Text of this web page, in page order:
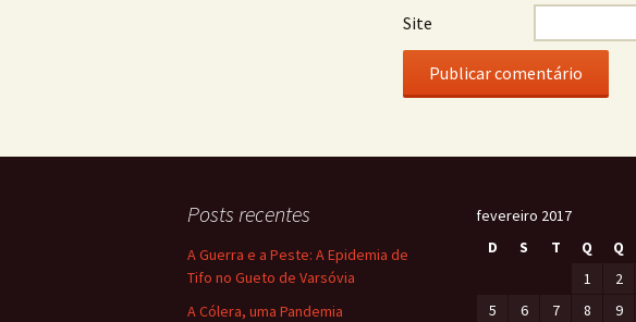
Site
Posts recentes
A Guerra e a Peste: A Epidemia de
Tifo no Gueto de Varsóvia
A Cólera, uma Pandemia
fevereiro 2017
D
S T Q Q
1
2
5
6 7 8 9